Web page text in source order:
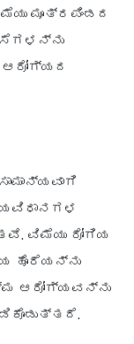
ಮೂತ್ರಪಿಂಡದ
ವಿಮೆಯು ರೋಗಿಯ
ಹೊರೆಯನ್ನು
ಆರೋಗ್ಯವನ್ನು